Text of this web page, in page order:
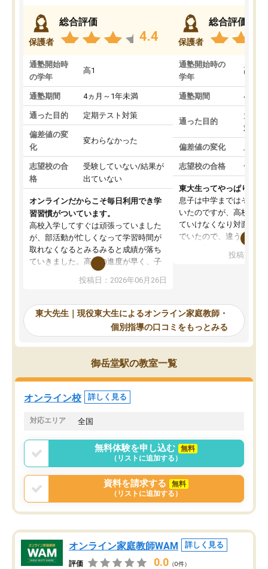
保護者
総合評価
4.4
通塾開始時
の学年
高1
通塾期間 4ヵ月～1年未満
通った目的 定期テスト対策
偏差値の変
化
変わらなかった
志望校の合
格
受験していない/結果が
出ていない
オンラインだからこそ毎日利用でき学
習習慣がついています。
高校入学してすぐは頑張っていました
が、部活動が忙しくなって学習時間が
取れなくなるとみるみると成績が落ち
ていきました。高校の進度が早く、子
供も家に帰って勉強の話すると嫌な反
応を示します。東大先生にお願いして
れるので、親としても安心です。毎日
使える自習室とかもあり、わからない
ところがあれば先生が回答してくれる
のも重宝しています。
投稿日：2026年06月26日
保護者
総合評価
通塾開始時の
学年
高3
通塾期間 4ヵ月
通った目的
大学
対策
偏差値の変化 上が
志望校の合格 合格
東大生ってやっぱりすご
息子は中学まではそこそ
いたのですが、高校に入
ていけなくなり対面の塾
でいたので、違うアプロ
で、当初は模試でD判定
自習室が毎日使えていつ
るのが心強かったよう
謝です。
投稿日：
東大先生｜現役東大生によるオンライン家庭教師・
個別指導の口コミをもっとみる
御岳堂駅の教室一覧
オンライン校 詳しく見る
対応エリア 全国
無料体験を申し込む
無料
（リストに追加する）
資料を請求する
無料
（リストに追加する）
オンライン家庭教師WAM 詳しく見る
評価 0.0 （0件）